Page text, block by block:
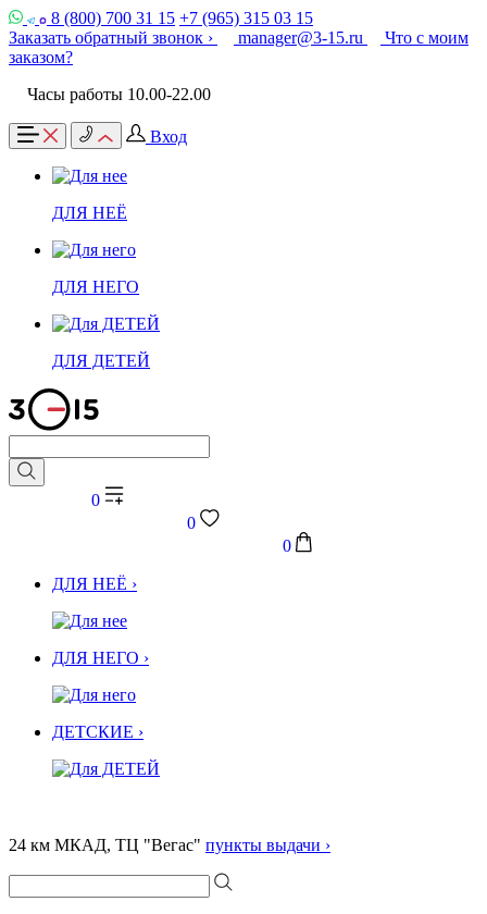
8 (800) 700 31 15 +7 (965) 315 03 15
Заказать обратный звонок ›
manager@3-15.ru
Что с моим
заказом?
Часы работы 10.00-22.00
Вход
ДЛЯ НЕЁ
ДЛЯ НЕГО
ДЛЯ ДЕТЕЙ
0
0
0
ДЛЯ НЕЁ ›
ДЛЯ НЕГО ›
ДЕТСКИЕ ›
24 км МКАД, ТЦ "Вегас" пункты выдачи ›